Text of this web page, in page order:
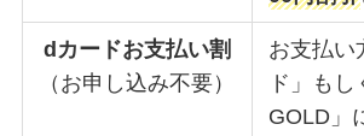
dカードお支払い割
（お申し込み不要）
お支払い
ド」も
GOLD」